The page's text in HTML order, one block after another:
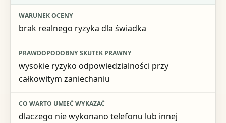
Prawdopodobny skutek prawny
brak realnego ryzyka dla świadka
wysokie ryzyko odpowiedzialności przy
całkowitym zaniechaniu
dlaczego nie wykonano telefonu lub innej